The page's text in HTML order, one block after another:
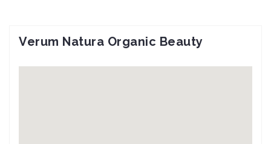
Verum Natura Organic Beauty